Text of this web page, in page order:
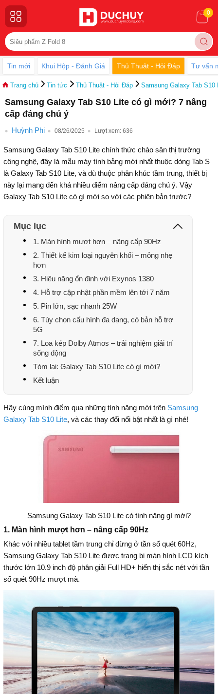
0
Tin mới Khui Hộp - Đánh Giá Thủ Thuật - Hỏi Đáp Tư vấn
Trang chủ Tin tức Thủ Thuật - Hỏi Đáp Samsung Galaxy Tab
Samsung Galaxy Tab S10 Lite có gì mới? 7 nâng
cấp đáng chú ý
Huỳnh Phi 08/26/2025 Lượt xem: 636
Samsung Galaxy Tab S10 Lite chính thức chào sân thị trường
công nghệ, đây là mẫu máy tính bảng mới nhất thuộc dòng Tab S
là Galaxy Tab S10 Lite, và dù thuộc phân khúc tầm trung, thiết bị
này lại mang đến khá nhiều điểm nâng cấp đáng chú ý. Vậy
Galaxy Tab S10 Lite có gì mới so với các phiên bản trước?
Mục lục
1. Màn hình mượt hơn – nâng cấp 90Hz
2. Thiết kế kim loại nguyên khối – mỏng nhẹ
hơn
3. Hiệu năng ổn định với Exynos 1380
4. Hỗ trợ cập nhật phần mềm lên tới 7 năm
5. Pin lớn, sạc nhanh 25W
6. Tùy chọn cấu hình đa dạng, có bản hỗ trợ
5G
7. Loa kép Dolby Atmos – trải nghiệm giải trí
sống động
Tóm lại: Galaxy Tab S10 Lite có gì mới?
Kết luận
Hãy cùng mình điểm qua những tính năng mới trên Samsung
Galaxy Tab S10 Lite, và các thay đổi nổi bật nhất là gì nhé!
Samsung Galaxy Tab S10 Lite có tính năng gì mới?
1. Màn hình mượt hơn – nâng cấp 90Hz
Khác với nhiều tablet tầm trung chỉ dừng ở tần số quét 60Hz,
Samsung Galaxy Tab S10 Lite được trang bị màn hình LCD kích
thước lớn 10.9 inch độ phân giải Full HD+ hiển thị sắc nét với tần
số quét 90Hz mượt mà.